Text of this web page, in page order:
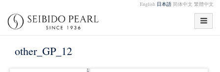
English 日本語 简体中文 繁體中文
other_GP_12